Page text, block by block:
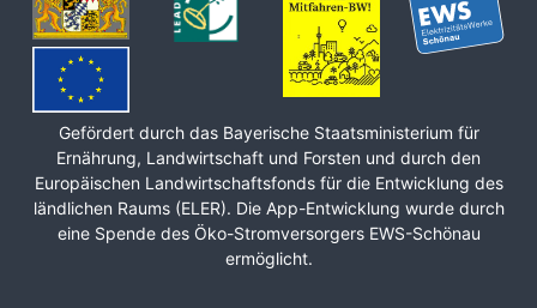
Gefördert durch das Bayerische Staats­ministerium für
Ernährung, Land­wirt­schaft und Forsten und durch den
Europäischen Land­wirt­schafts­fonds für die Ent­wicklung des
ländlichen Raums (ELER). Die App-Entwicklung wurde durch
eine Spende des Öko-Stromversorgers EWS-Schönau
ermöglicht.